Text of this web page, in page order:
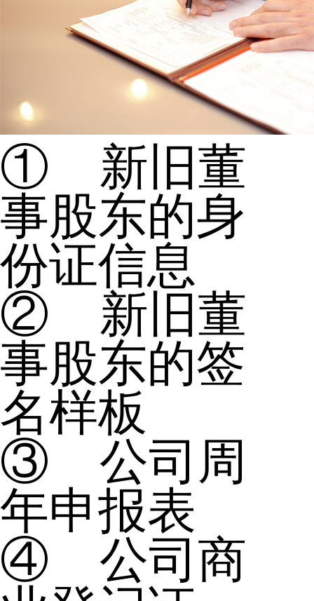
① 新旧董
事股东的身
份证信息
② 新旧董
事股东的签
名样板
③ 公司周
年申报表
④ 公司商